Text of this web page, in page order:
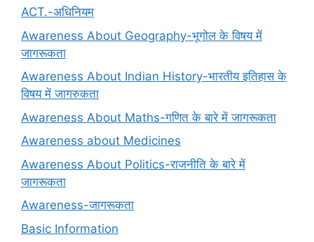
ACT.-अधिनियम
Awareness About Geography-भूगोल के विषय में
जागरूकता
Awareness About Indian History-भारतीय इतिहास के
विषय में जागरुकता
Awareness About Maths-गणित के बारे में जागरूकता
Awareness about Medicines
Awareness About Politics-राजनीति के बारे में
जागरूकता
Awareness-जागरूकता
Basic Information